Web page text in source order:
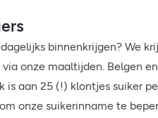
binnenkrijgen? We
onze maaltijden. Belgen
aan 25 (!) klontjes suiker
onze suikerinname te